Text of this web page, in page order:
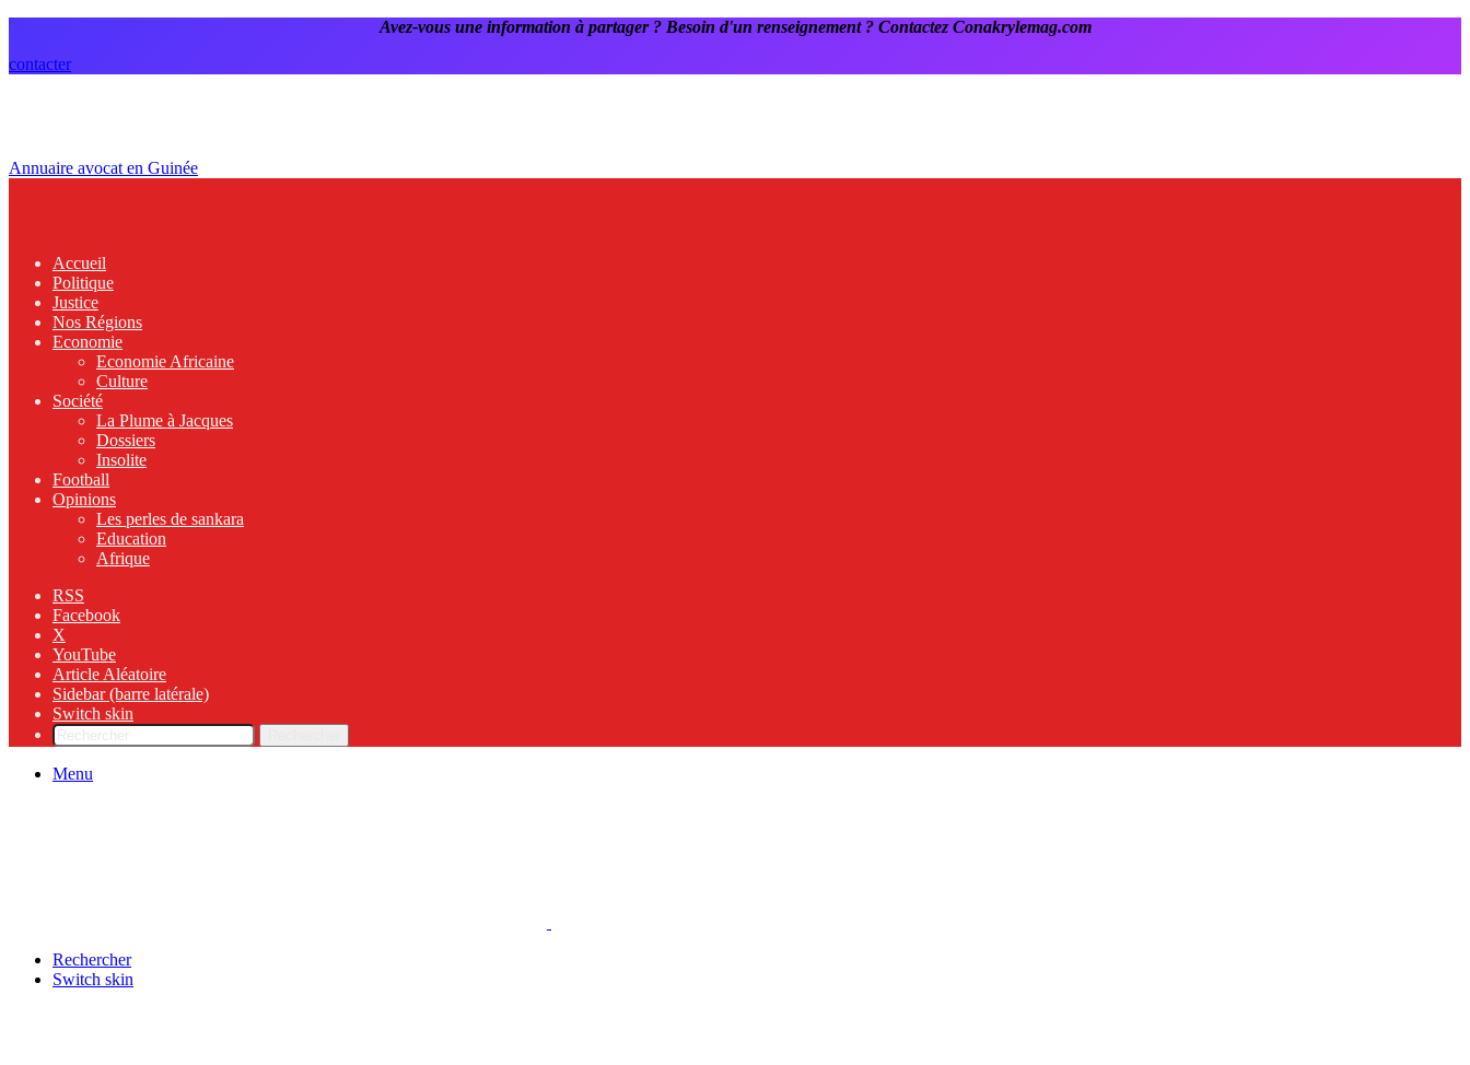
Avez-vous une information à partager ? Besoin d'un renseignement ? Contactez Conakrylemag.com
contacter
Annuaire avocat en Guinée
Accueil
Politique
Justice
Nos Régions
Economie
Economie Africaine
Culture
Société
La Plume à Jacques
Dossiers
Insolite
Football
Opinions
Les perles de sankara
Education
Afrique
RSS
Facebook
X
YouTube
Article Aléatoire
Sidebar (barre latérale)
Switch skin
Menu
Rechercher
Switch skin